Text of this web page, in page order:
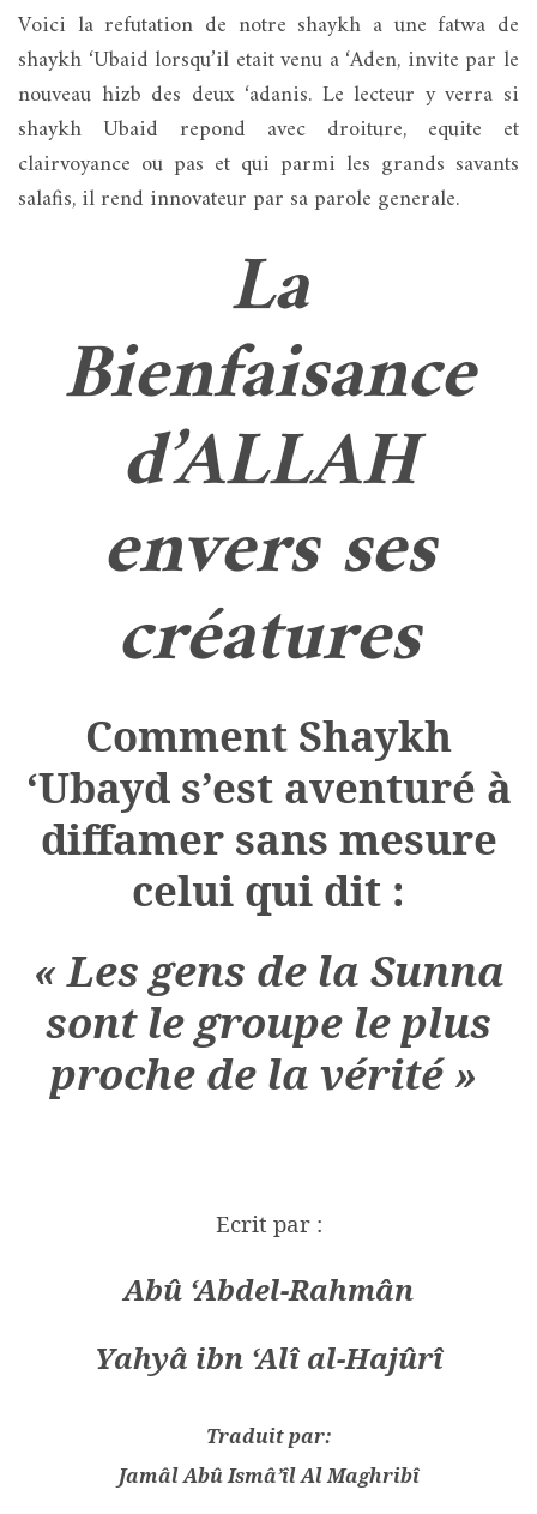
Voici la refutation de notre shaykh a une fatwa de
shaykh ‘Ubaid lorsqu’il etait venu a ‘Aden, invite par le
nouveau hizb des deux ‘adanis. Le lecteur y verra si
shaykh Ubaid repond avec droiture, equite et
clairvoyance ou pas et qui parmi les grands savants
salafis, il rend innovateur par sa parole generale.
La
Bienfaisance
d’ALLAH
envers ses
créatures
Comment Shaykh
‘Ubayd s’est aventuré à
diffamer sans mesure
celui qui dit :
« Les gens de la Sunna
sont le groupe le plus
proche de la vérité »
Ecrit par :
Abû ‘Abdel-Rahmân
Yahyâ ibn ‘Alî al-Hajûrî
Traduit par:
Jamâl Abû Ismâ’îl Al Maghribî